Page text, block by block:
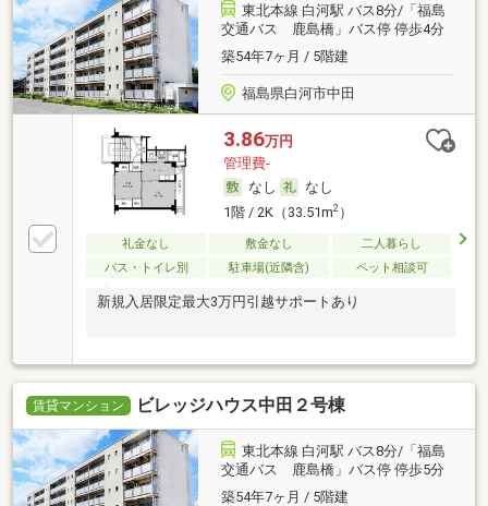
東北本線 白河駅 バス8分/「福島
交通バス 鹿島橋」バス停 停歩4分
築54年7ヶ月 / 5階建
福島県白河市中田
3.86万円
管理費-
なし
なし
1階 / 2K（33.51m2）
礼金なし 敷金なし
二人暮らし
バス・トイレ別
駐車場(近隣含) ペット相談可
新規入居限定最大3万円引越サポートあり
賃貸マンション ビレッジハウス中田２号棟
東北本線 白河駅 バス8分/「福島
交通バス 鹿島橋」バス停 停歩5分
築54年7ヶ月 / 5階建